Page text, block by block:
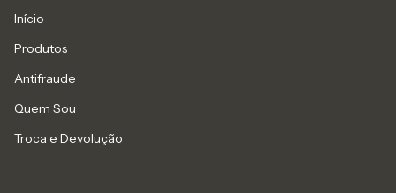
Início
Produtos
Antifraude
Quem Sou
Troca e Devolução